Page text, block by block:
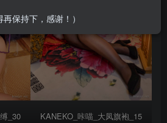
_30 KANEKO_咔喵_大凤旗袍_15
保持下，感谢！）